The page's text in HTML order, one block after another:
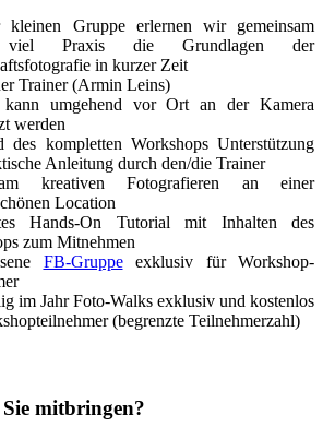
kleinen Gruppe erlernen wir gemeinsam
viel Praxis die Grundlagen der
in kurzer Zeit
Trainer (Armin Leins)
kann umgehend vor Ort an der Kamera
werden
des kompletten Workshops Unterstützung
Anleitung durch den/die Trainer
kreativen Fotografieren an einer
Location
Hands-On Tutorial mit Inhalten des
zum Mitnehmen
FB-Gruppeexklusiv für Workshop-
im Jahr Foto-Walks exklusiv und kostenlos
(begrenzte Teilnehmerzahl)
mitbringen?